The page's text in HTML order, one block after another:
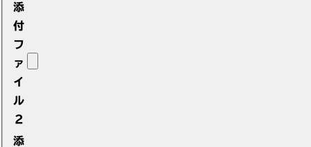
添
付
フ
ァ
イ
ル
2
添